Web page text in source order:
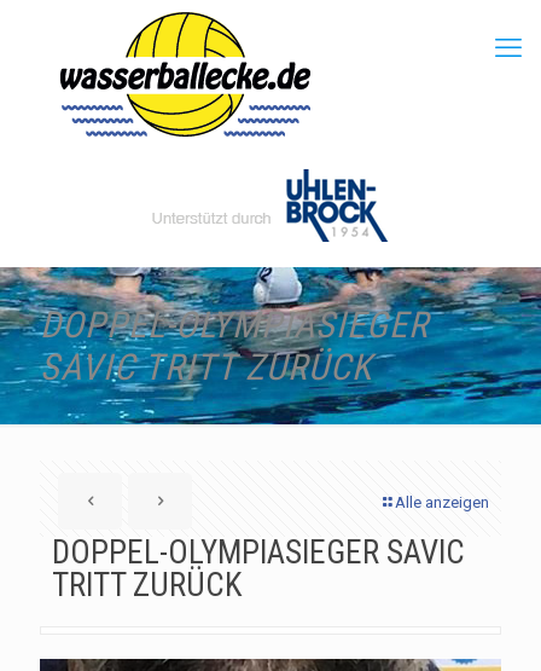
DOPPEL-OLYMPIASIEGER
SAVIC TRITT ZURÜCK
Alle anzeigen
DOPPEL-OLYMPIASIEGER SAVIC
TRITT ZURÜCK